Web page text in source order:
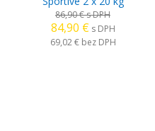
86,90 €s DPH
84,90 € s DPH
69,02 € bez DPH